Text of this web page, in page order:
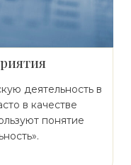
деятельность в
в качестве
понятие